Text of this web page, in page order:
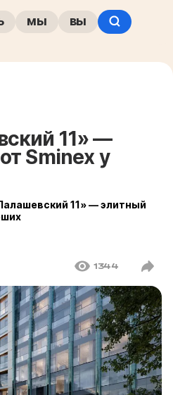
мы вы
11» —
Sminex у
11» — элитный
1344